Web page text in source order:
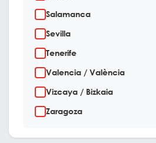
Salamanca
Sevilla
Tenerife
Valencia / València
Vizcaya / Bizkaia
Zaragoza